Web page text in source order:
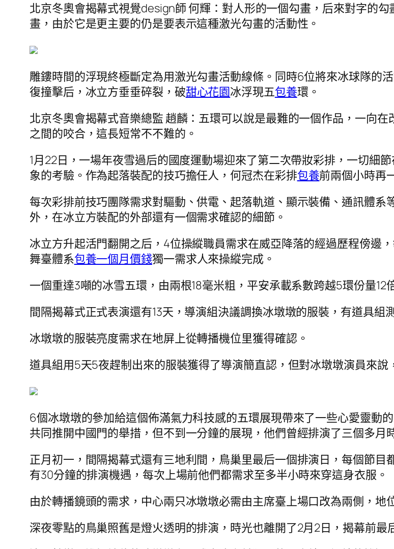
北京冬奧會揭幕式視覺design師 何輝：對人形的一個勾畫，后來對字的
畫，由於它是更主要的仍是要表示這種激光勾畫的活動性。
雕鏤時間的浮現終極斷定為用激光勾畫活動線條。同時6位將來冰球隊的
復撞擊后，冰立方垂垂碎裂，破甜心花園冰浮現五包養環。
北京冬奧會揭幕式音樂總監 趙麟：五環可以說是最難的一個作品，一向
之間的咬合，這長短常不不難的。
1月22日，一場年夜雪過后的國度運動場迎來了第二次帶妝彩排，一切細
象的考驗。作為起落裝配的技巧擔任人，何冠杰在彩排包養前兩個小時再
每次彩排前技巧團隊需求對驅動、供電、起落軌道、顯示裝備、通訊體
外，在冰立方裝配的外部還有一個需求確認的細節。
冰立方升起活門翻開之后，4位操縱職員需求在威亞降落的經過歷程傍邊
舞臺體系包養一個月價錢獨一需求人來操縱完成。
一個重達3噸的冰雪五環，由兩根18毫米粗，平安承載系數跨越5環份量12
間隔揭幕式正式表演還有13天，導演組決議調換冰墩墩的服裝，有道具組
冰墩墩的服裝亮度需求在地屏上從轉播機位里獲得確認。
道具組用5天5夜趕制出來的服裝獲得了導演簡直認，但對冰墩墩演員來說
6個冰墩墩的參加給這個佈滿氣力科技感的五環展現帶來了一些心愛靈動
共同推開中國門的舉措，但不到一分鐘的展現，他們曾經排演了三個多月
正月初一，間隔揭幕式還有三地利間，鳥巢里最后一個排演日，每個節
有30分鐘的排演機遇，每次上場前他們都需求至多半小時來穿這身衣服。
由於轉播鏡頭的需求，中心兩只冰墩墩必需由主席臺上場口改為兩側，地
深夜零點的鳥巢照舊是燈火透明的排演，時光也離開了2月2日，揭幕前最